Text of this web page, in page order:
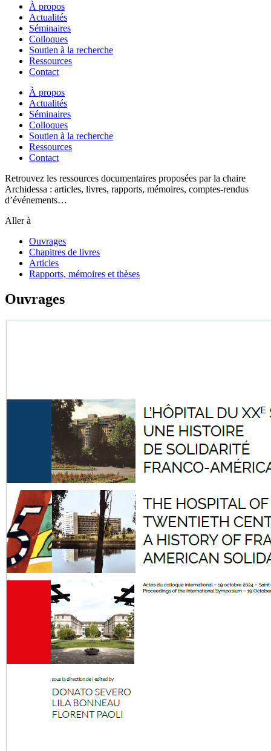
À propos
Actualités
Séminaires
Colloques
Soutien à la recherche
Ressources
Contact
À propos
Actualités
Séminaires
Colloques
Soutien à la recherche
Ressources
Contact
Retrouvez les ressources documentaires proposées par la chaire
Archidessa : articles, livres, rapports, mémoires, comptes-rendus
d’événements…
Aller à
Ouvrages
Chapitres de livres
Articles
Rapports, mémoires et thèses
Ouvrages